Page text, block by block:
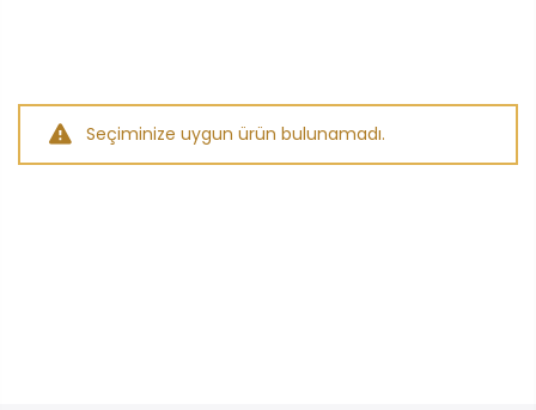
Seçiminize uygun ürün bulunamadı.